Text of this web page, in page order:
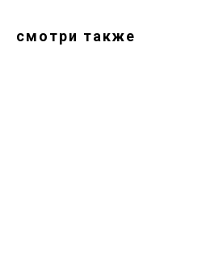
смотри также